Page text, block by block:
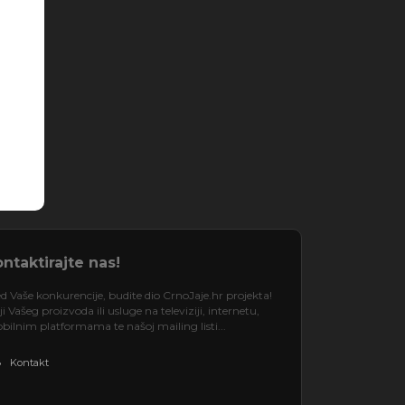
nas!
Vaše konkurencije, budite dio CrnoJaje.hr projekta!
Vašeg proizvoda ili usluge na televiziji, internetu,
platformama te našoj mailing listi...
Kontakt